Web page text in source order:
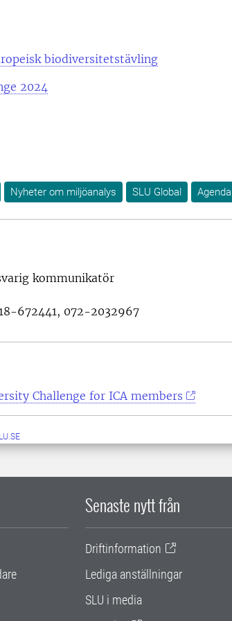
biodiversitetstävling
2024
Nyheter om miljöanalys SLU Global
kommunikatör
672441, 072-2032967
Challenge for ICA members
Senaste nytt från
Driftinformation
Lediga anställningar
SLU i media